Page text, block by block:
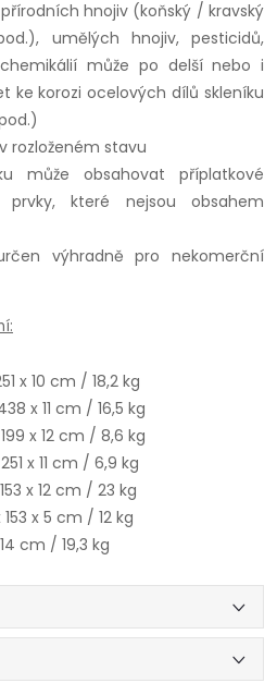
hnojiv (koňský / kravský
umělých hnojiv, pesticidů,
může po delší nebo i
ke korozi ocelových dílů skleníku
rozloženém stavu
může obsahovat příplatkové
prvky, které nejsou obsahem
výhradně pro nekomerční
x 10 cm / 18,2 kg
x 11 cm / 16,5 kg
x 12 cm / 8,6 kg
x 11 cm / 6,9 kg
x 12 cm / 23 kg
x 5 cm / 12 kg
cm / 19,3 kg